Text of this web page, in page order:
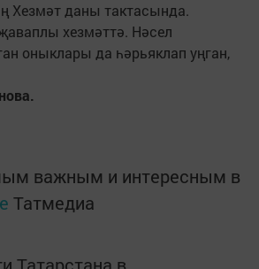
Хезмәт даны тактасында.
хезмәттә. Нәсел
оныклары да һәрьяклап уңган,
важным и интересным в
Татмедиа